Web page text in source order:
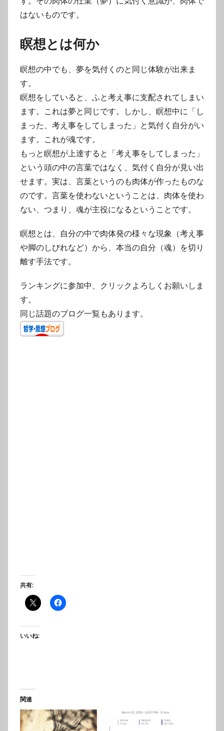
はないものです。
瞑想とは何か
瞑想の中でも、夢を気付くのと同じ体験が出来ま
す。
瞑想をしていると、ふと考え事に支配されてしまい
ます。これは夢と同じです。しかし、瞑想中に「し
まった、考え事をしてしまった」と気付く自分がい
ます。これが魂です。
もっと瞑想が上達すると「考え事をしてしまった」
という頭の中の言葉ではなく、気付く自分が見い出
せます。実は、言葉というのも肉体が作ったものな
のです。言葉を使わないということは、肉体を使わ
ない、つまり、魂が主役になるということです。
瞑想とは、自分の中で肉体発の様々な現象（考え事
や脚のしびれなど）から、本当の自分（魂）を切り
離す手法です。
ランキングに参加中、クリックよろしくお願いしま
す。
同じ話題のブログ一覧もあります。
共有:
いいね:
関連